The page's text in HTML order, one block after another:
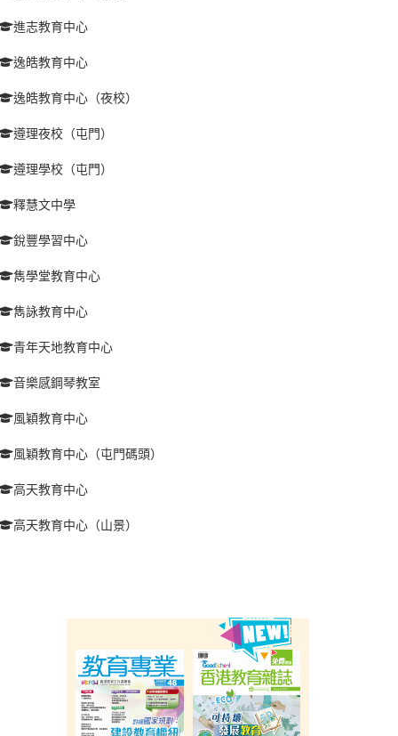
進志教育中心
逸皓教育中心
逸皓教育中心（夜校）
遵理夜校（屯門）
遵理學校（屯門）
釋慧文中學
銳豐學習中心
雋學堂教育中心
雋詠教育中心
青年天地教育中心
音樂感鋼琴教室
風穎教育中心
風穎教育中心（屯門碼頭）
高天教育中心
高天教育中心（山景）